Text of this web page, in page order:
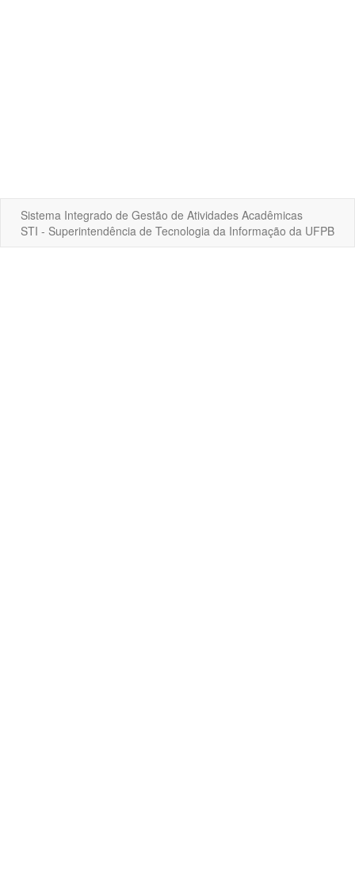
Sistema Integrado de Gestão de Atividades Acadêmicas
STI - Superintendência de Tecnologia da Informação da UFPB